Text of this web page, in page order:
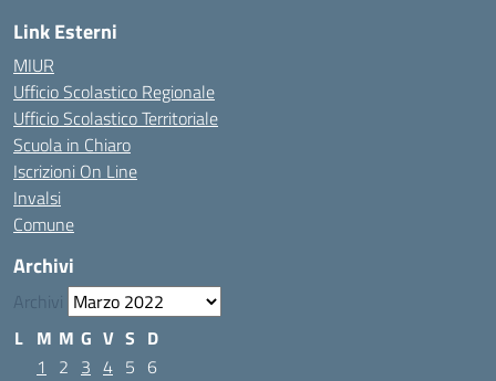
Link Esterni
MIUR
Ufficio Scolastico Regionale
Ufficio Scolastico Territoriale
Scuola in Chiaro
Iscrizioni On Line
Invalsi
Comune
Archivi
Archivi
L M M G V S D
1
2 3 4 5 6